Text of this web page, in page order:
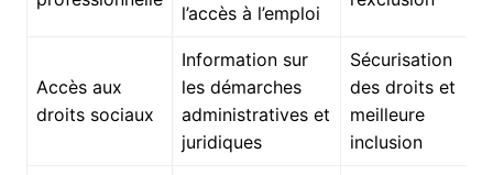
l’accès à l’emploi
Accès aux
droits sociaux
Information sur
les démarches
administratives et
juridiques
Sécurisation
des droits et
meilleure
inclusion